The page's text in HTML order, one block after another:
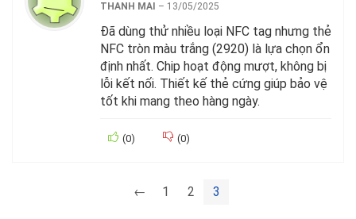
THANH MAI – 13/05/2025
Đã dùng thử nhiều loại NFC tag nhưng thẻ
NFC tròn màu trắng (2920) là lựa chọn ổn
định nhất. Chip hoạt động mượt, không bị
lỗi kết nối. Thiết kế thẻ cứng giúp bảo vệ
tốt khi mang theo hàng ngày.
(0) (0)
← 1 2 3